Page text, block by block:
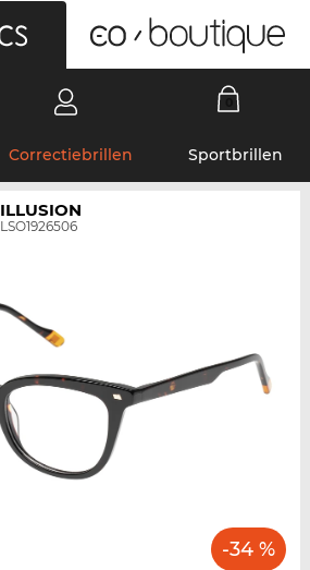
Correctiebrillen Sportbrillen
ILLUSION
LSO1926506
-34 %